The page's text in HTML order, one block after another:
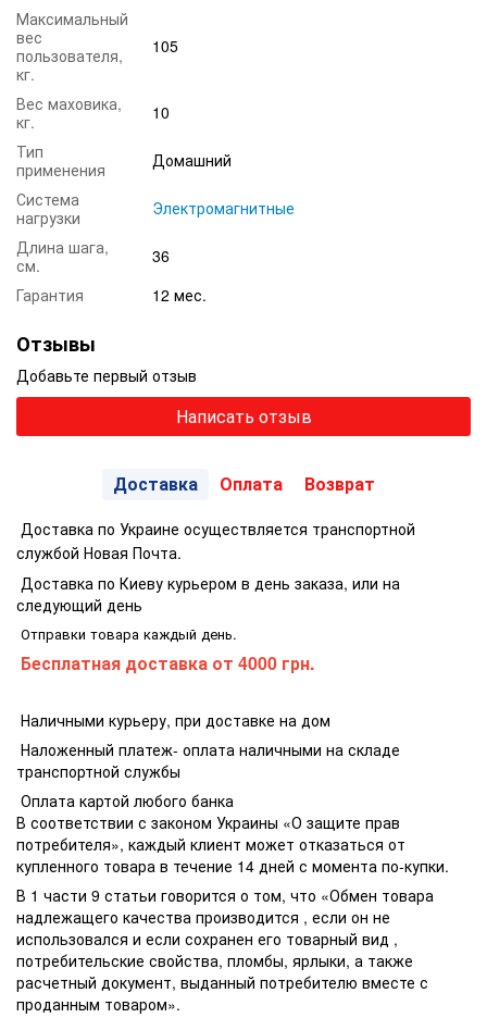
Максимальный
вес
пользователя,
кг.
105
Вес маховика,
кг.
10
Тип
применения
Домашний
Система
нагрузки
Электромагнитные
Длина шага,
см.
36
Гарантия
12 мес.
Отзывы
Добавьте первый отзыв
Написать отзыв
Доставка Оплата Возврат
Доставка по Украине осуществляется транспортной
службой Новая Почта.
Доставка по Киеву курьером в день заказа, или на
следующий день
Отправки товара каждый день.
Бесплатная доставка от 4000 грн.
Наличными курьеру, при доставке на дом
Наложенный платеж- оплата наличными на складе
транспортной службы
Оплата картой любого банка
В соответствии с законом Украины «О защите прав
потребителя», каждый клиент может отказаться от
купленного товара в течение 14 дней с момента по-купки.
В 1 части 9 статьи говорится о том, что «Обмен товара
надлежащего качества производится , если он не
использовался и если сохранен его товарный вид ,
потребительские свойства, пломбы, ярлыки, а также
расчетный документ, выданный потребителю вместе с
проданным товаром».